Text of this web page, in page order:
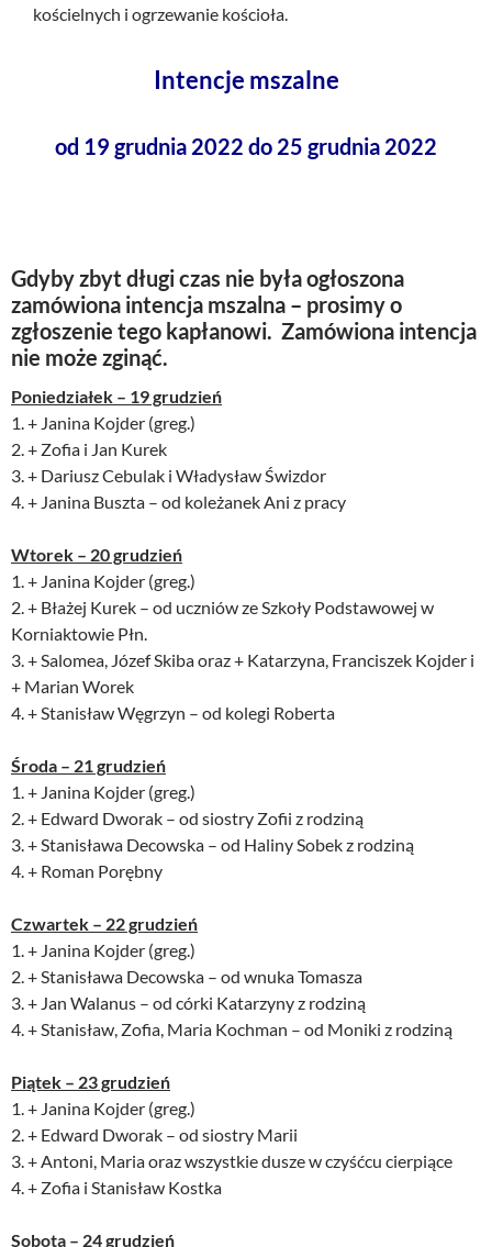
kościelnych i ogrzewanie kościoła.
Intencje mszalne
od 19 grudnia 2022 do 25 grudnia 2022
Gdyby zbyt długi czas nie była ogłoszona
zamówiona intencja mszalna – prosimy o
zgłoszenie tego kapłanowi. Zamówiona intencja
nie może zginąć.
Poniedziałek – 19 grudzień
1. + Janina Kojder (greg.)
2. + Zofia i Jan Kurek
3. + Dariusz Cebulak i Władysław Świzdor
4. + Janina Buszta – od koleżanek Ani z pracy
Wtorek – 20 grudzień
1. + Janina Kojder (greg.)
2. + Błażej Kurek – od uczniów ze Szkoły Podstawowej w
Korniaktowie Płn.
3. + Salomea, Józef Skiba oraz + Katarzyna, Franciszek Kojder i
+ Marian Worek
4. + Stanisław Węgrzyn – od kolegi Roberta
Środa – 21 grudzień
1. + Janina Kojder (greg.)
2. + Edward Dworak – od siostry Zofii z rodziną
3. + Stanisława Decowska – od Haliny Sobek z rodziną
4. + Roman Porębny
Czwartek – 22 grudzień
1. + Janina Kojder (greg.)
2. + Stanisława Decowska – od wnuka Tomasza
3. + Jan Walanus – od córki Katarzyny z rodziną
4. + Stanisław, Zofia, Maria Kochman – od Moniki z rodziną
Piątek – 23 grudzień
1. + Janina Kojder (greg.)
2. + Edward Dworak – od siostry Marii
3. + Antoni, Maria oraz wszystkie dusze w czyśćcu cierpiące
4. + Zofia i Stanisław Kostka
Sobota – 24 grudzień